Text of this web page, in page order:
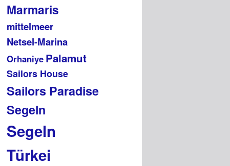
Marmaris
mittelmeer
Netsel-Marina
Orhaniye Palamut
Sailors House
Sailors Paradise
Segeln
Segeln
Türkei